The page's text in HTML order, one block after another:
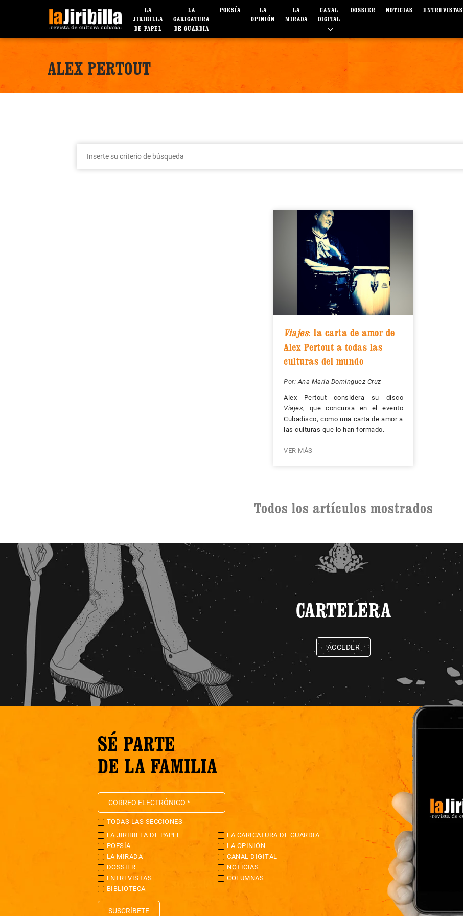
LA
JIRIBILLA
DE PAPEL
LA
CARICATURA
DE GUARDIA
POESÍA
LA
OPINIÓN
LA
MIRADA
CANAL
DIGITAL
DOSSIER NOTICIAS ENTREVISTAS
ALEX PERTOUT
Viajes: la carta de amor de
Alex Pertout a todas las
culturas del mundo
Por:Ana María Domínguez Cruz
Alex Pertout considera su disco
Viajes, que concursa en el evento
Cubadisco, como una carta de amor a
las culturas que lo han formado.
VER MÁS
Todos los artículos mostrados
CARTELERA
ACCEDER
SÉ PARTE
DE LA FAMILIA
TODAS LAS SECCIONES
LA JIRIBILLA DE PAPEL
LA CARICATURA DE GUARDIA
POESÍA
LA OPINIÓN
LA MIRADA
CANAL DIGITAL
DOSSIER
NOTICIAS
ENTREVISTAS
COLUMNAS
BIBLIOTECA
SUSCRÍBETE